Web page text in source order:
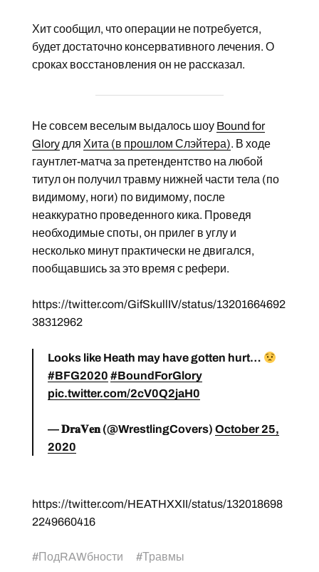
Хит сообщил, что операции не потребуется,
будет достаточно консервативного лечения. О
сроках восстановления он не рассказал.
Не совсем веселым выдалось шоу Bound for
Gloryдля Хита (в прошлом Слэйтера). В ходе
гаунтлет-матча за претендентство на любой
титул он получил травму нижней части тела (по
видимому, ноги) по видимому, после
неаккуратно проведенного кика. Проведя
необходимые споты, он прилег в углу и
несколько минут практически не двигался,
пообщавшись за это время с рефери.
https://twitter.com/GifSkullIV/status/13201664692
38312962
Looks like Heath may have gotten hurt…
#BFG2020 #BoundForGlory
pic.twitter.com/2cV0Q2jaH0
— 𝐃𝐫𝐚𝐕𝐞𝐧 (@WrestlingCovers) October 25,
2020
https://twitter.com/HEATHXXII/status/132018698
2249660416
#ПодRAWбности #Травмы